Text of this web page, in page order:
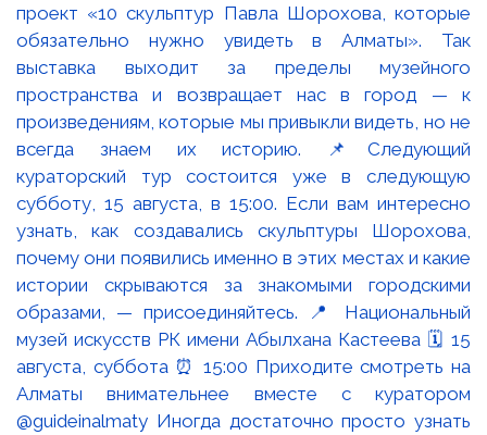
проект «10 скульптур Павла Шорохова, которые
обязательно нужно увидеть в Алматы». Так
выставка выходит за пределы музейного
пространства и возвращает нас в город — к
произведениям, которые мы привыкли видеть, но не
всегда знаем их историю. 📌Следующий
кураторский тур состоится уже в следующую
субботу, 15 августа, в 15:00. Если вам интересно
узнать, как создавались скульптуры Шорохова,
почему они появились именно в этих местах и какие
истории скрываются за знакомыми городскими
образами, — присоединяйтесь. 📍 Национальный
музей искусств РК имени Абылхана Кастеева 🗓 15
августа, суббота ⏰ 15:00 Приходите смотреть на
Алматы внимательнее вместе с куратором
@guideinalmaty Иногда достаточно просто узнать